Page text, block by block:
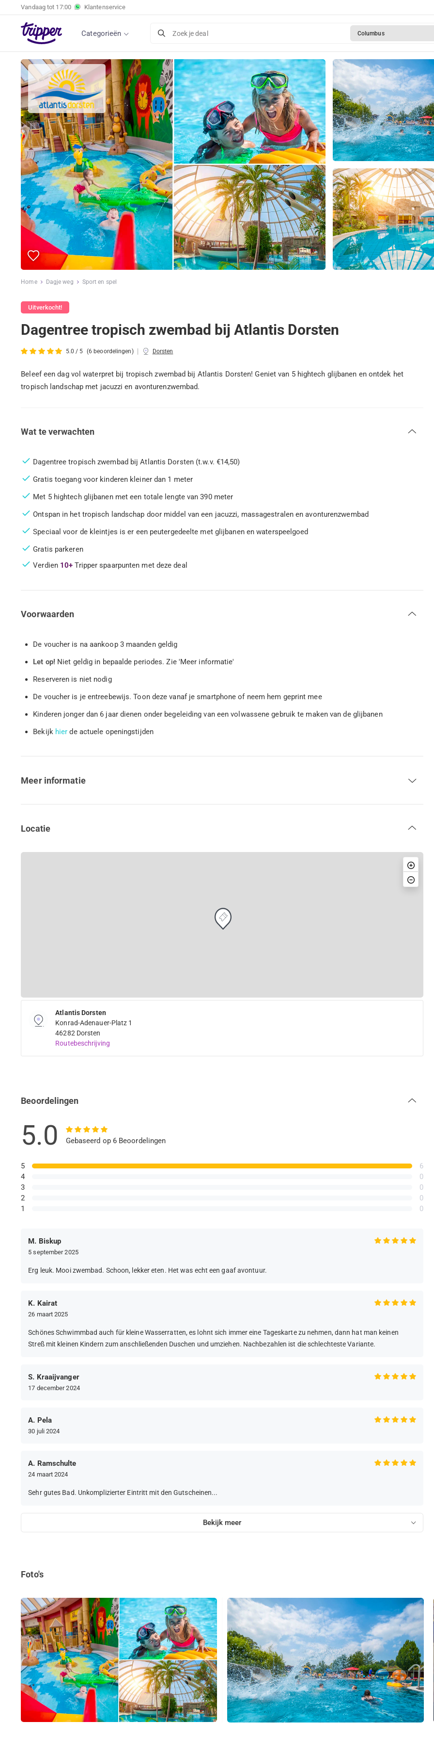
Vandaag tot 17:00 Klantenservice
Categorieën Zoek je deal Columbus
Home Dagje weg Sport en spel
Uitverkocht!
Dagentree tropisch zwembad bij Atlantis Dorsten
5.0 / 5 (6 beoordelingen) | Dorsten
Beleef een dag vol waterpret bij tropisch zwembad bij Atlantis Dorsten! Geniet van 5 hightech glijbanen en ontdek het
tropisch landschap met jacuzzi en avonturenzwembad.
Wat te verwachten
Dagentree tropisch zwembad bij Atlantis Dorsten (t.w.v. €14,50)
Gratis toegang voor kinderen kleiner dan 1 meter
Met 5 hightech glijbanen met een totale lengte van 390 meter
Ontspan in het tropisch landschap door middel van een jacuzzi, massagestralen en avonturenzwembad
Speciaal voor de kleintjes is er een peutergedeelte met glijbanen en waterspeelgoed
Gratis parkeren
Verdien 10+ Tripper spaarpunten met deze deal
Voorwaarden
De voucher is na aankoop 3 maanden geldig
Let op! Niet geldig in bepaalde periodes. Zie 'Meer informatie'
Reserveren is niet nodig
De voucher is je entreebewijs. Toon deze vanaf je smartphone of neem hem geprint mee
Kinderen jonger dan 6 jaar dienen onder begeleiding van een volwassene gebruik te maken van de glijbanen
Bekijk hier de actuele openingstijden
Meer informatie
Locatie
Atlantis Dorsten
Konrad-Adenauer-Platz 1
46282 Dorsten
Routebeschrijving
Beoordelingen
5.0 Gebaseerd op 6 Beoordelingen
5
4
3
2
1
6
0
0
0
0
M. Biskup
5 september 2025
Erg leuk. Mooi zwembad. Schoon, lekker eten. Het was echt een gaaf avontuur.
K. Kairat
26 maart 2025
Schönes Schwimmbad auch für kleine Wasserratten, es lohnt sich immer eine Tageskarte zu nehmen, dann hat man keinen
Streß mit kleinen Kindern zum anschließenden Duschen und umziehen. Nachbezahlen ist die schlechteste Variante.
S. Kraaijvanger
17 december 2024
A. Pela
30 juli 2024
A. Ramschulte
24 maart 2024
Sehr gutes Bad. Unkomplizierter Eintritt mit den Gutscheinen...
Bekijk meer
Foto's